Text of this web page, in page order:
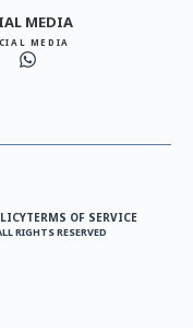
MEDIA
MEDIA
TERMS OF SERVICE
RIGHTS RESERVED